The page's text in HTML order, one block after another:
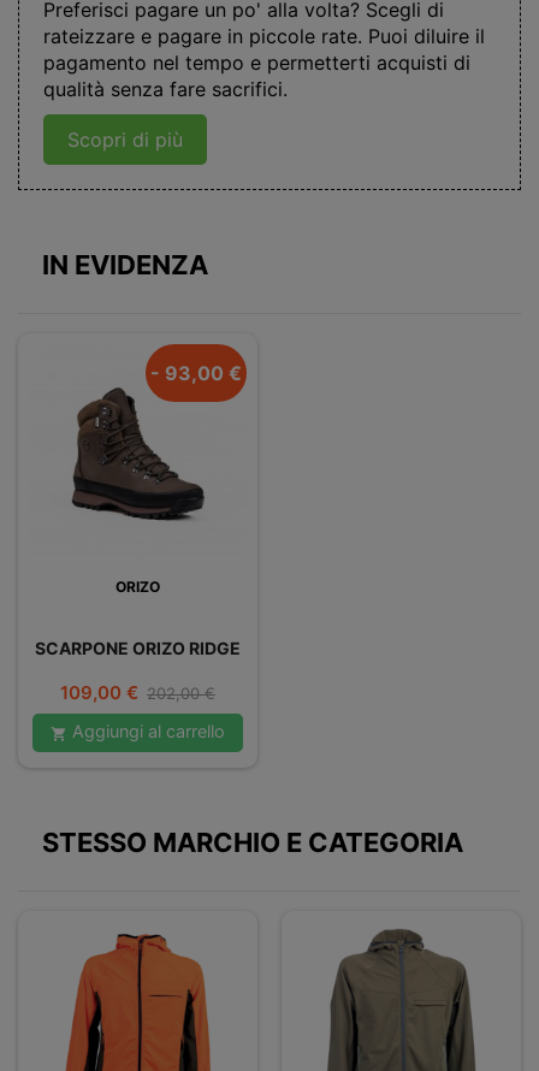
Preferisci pagare un po' alla volta? Scegli di
rateizzare e pagare in piccole rate. Puoi diluire il
pagamento nel tempo e permetterti acquisti di
qualità senza fare sacrifici.
Scopri di più
IN EVIDENZA
- 93,00 €
ORIZO
SCARPONE ORIZO RIDGE
Prezzo
109,00 € Prezzo
base
202,00 €
 Aggiungi al carrello
STESSO MARCHIO E CATEGORIA